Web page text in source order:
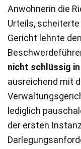
Anwohnerin die
Urteils,
Gericht lehnte
nicht schlüssig
ausreichend mit
lediglich
der ersten